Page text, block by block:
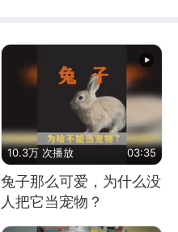
10.3万 次播放 03:35
兔子那么可爱，为什么没
人把它当宠物？